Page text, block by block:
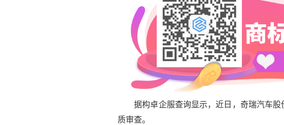
据构卓企服查询显示，近日，奇瑞汽车股
质审查。